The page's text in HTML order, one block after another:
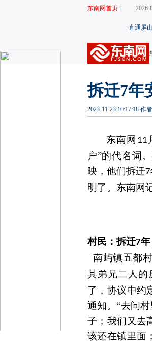
东南网首页
直通屏山
拆迁7年
2023-11-23 10:17:18 作者
东南网 11
户”的代名词
映 ，他们拆迁7
明了 。东南网
村民：拆迁7
南屿镇五都
其弟兄二人的
了，协议中约
通知。 “去问
子；我们又去
该还在镇里面；